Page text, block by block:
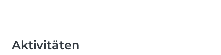
Aktivitäten